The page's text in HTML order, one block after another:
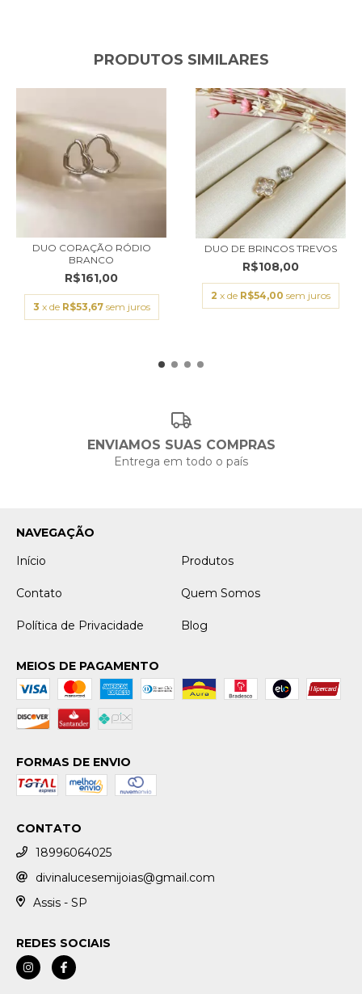
PRODUTOS SIMILARES
DUO CORAÇÃO RÓDIO
BRANCO
R$161,00
3 x de R$53,67 sem juros
DUO DE BRINCOS TREVOS
R$108,00
2 x de R$54,00 sem juros
ENVIAMOS SUAS COMPRAS
Entrega em todo o país
NAVEGAÇÃO
Início
Produtos
Contato Quem Somos
Política de Privacidade Blog
MEIOS DE PAGAMENTO
FORMAS DE ENVIO
CONTATO
18996064025
divinalucesemijoias@gmail.com
Assis - SP
REDES SOCIAIS